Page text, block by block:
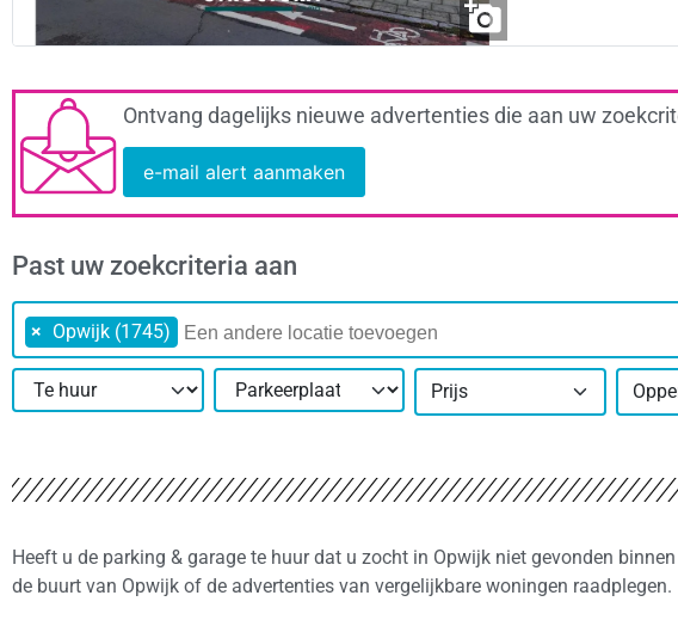
Ontvang dagelijks nieuwe advertenties die aan uw
e-mail alert aanmaken
Past uw zoekcriteria aan
× Opwijk (1745)
Prijs
Heeft u de parking & garage te huur dat u zocht in Opwijk niet gevonden
de buurt van Opwijk of de advertenties van vergelijkbare woningen raadplegen.